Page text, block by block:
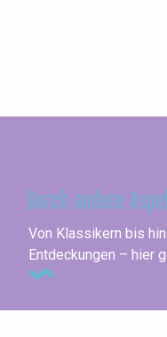
Durch andere
Von Klassikern bis
Entdeckungen – hier